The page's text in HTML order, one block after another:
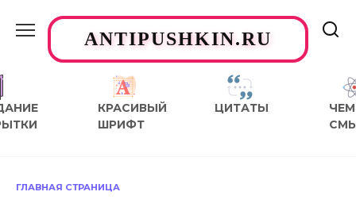
содержаниюANTIPUSHKIN.RU
КРАСИВЫЙ
ШРИФТ
ЦИТАТЫ
ЧЕМ
ГЛАВНАЯ СТРАНИЦА